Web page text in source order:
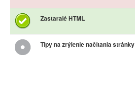
Zastaralé HTML
Tipy na zrýlenie načítania stránky